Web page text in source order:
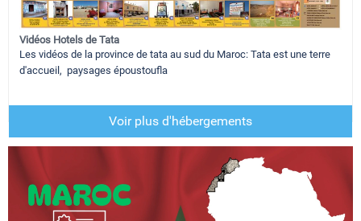
Vidéos Hotels de Tata
Les vidéos de la province de tata au sud du Maroc: Tata est une terre
d'accueil, paysages époustoufla
Voir plus d'hébergements